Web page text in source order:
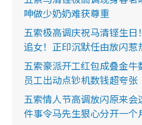
呻做少奶奶难获尊重
五索极高调庆祝马清铿生
追女！正印沉默任由放闪惹
五索豪派开工红包成叠金
员工出动点钞机数钱超夸张
五索情人节高调放闪原来
件事令马先生狠心分开一个